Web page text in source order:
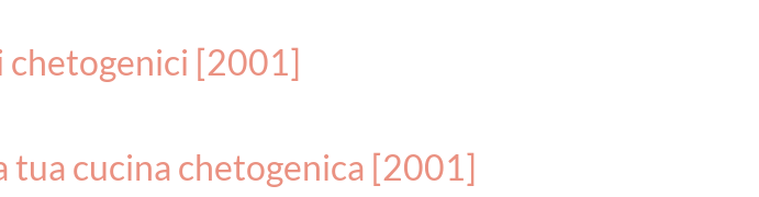
chetogenici [2001]
tua cucina chetogenica [2001]